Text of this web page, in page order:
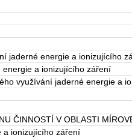
jaderné energie a ionizujícího
a ionizujícího záření
využívání jaderné energie a
ČINNOSTÍ V OBLASTI
a ionizujícího záření